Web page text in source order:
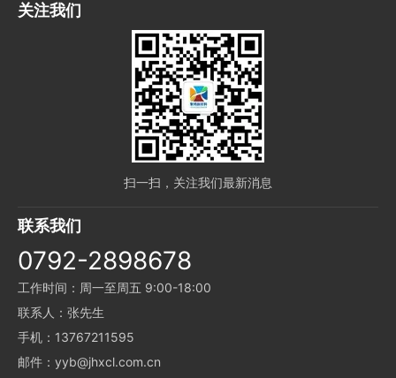
关注我们
扫一扫，关注我们最新消息
联系我们
0792-2898678
工作时间：周一至周五 9:00-18:00
联系人：张先生
手机：13767211595
邮件：yyb@jhxcl.com.cn